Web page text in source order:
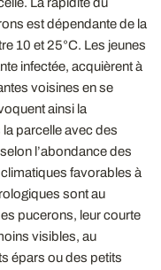
est dépendante de la
10 et 25°C. Les jeunes
infectée, acquièrent à
voisines en se
ainsi la
parcelle avec des
l’abondance des
favorables à
sont au
pucerons, leur courte
visibles, au
épars ou des petits